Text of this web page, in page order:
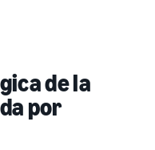
de la
por